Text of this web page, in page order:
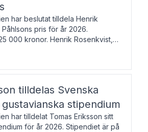
har beslutat tilldela Henrik
pris för år 2026.
000 kronor. Henrik Rosenkvist,
i nordiska språk vid Göteborgs
2004 på avhan
tilldelas Svenska
stipendium
har tilldelat Tomas Eriksson sitt
för år 2026. Stipendiet är på